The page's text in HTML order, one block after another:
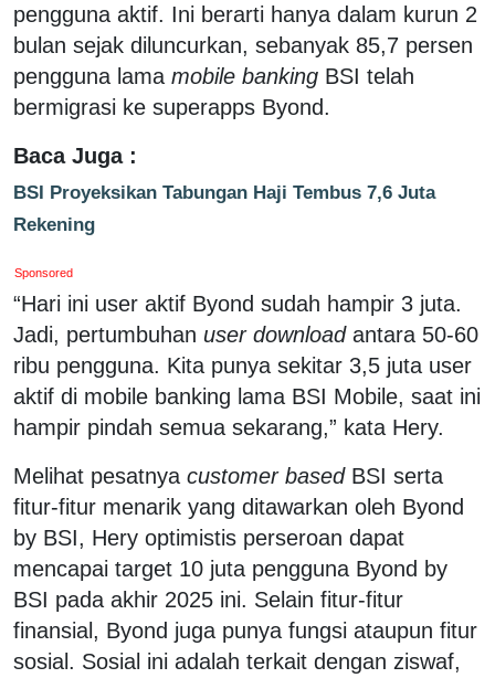
pengguna aktif. Ini berarti hanya dalam kurun 2
bulan sejak diluncurkan, sebanyak 85,7 persen
pengguna lama mobile banking BSI telah
bermigrasi ke superapps Byond.
Baca Juga :
BSI Proyeksikan Tabungan Haji Tembus 7,6 Juta
Rekening
Sponsored
“Hari ini user aktif Byond sudah hampir 3 juta.
Jadi, pertumbuhan user downloadantara 50-60
ribu pengguna. Kita punya sekitar 3,5 juta user
aktif di mobile banking lama BSI Mobile, saat ini
hampir pindah semua sekarang,” kata Hery.
Melihat pesatnya customer basedBSI serta
fitur-fitur menarik yang ditawarkan oleh Byond
by BSI, Hery optimistis perseroan dapat
mencapai target 10 juta pengguna Byond by
BSI pada akhir 2025 ini. Selain fitur-fitur
finansial, Byond juga punya fungsi ataupun fitur
sosial. Sosial ini adalah terkait dengan ziswaf,